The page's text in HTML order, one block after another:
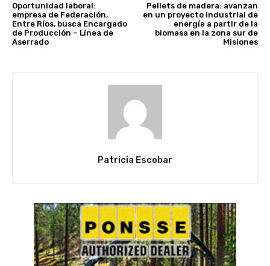
Oportunidad laboral:
empresa de Federación,
Entre Ríos, busca Encargado
de Producción – Línea de
Aserrado
Pellets de madera: avanzan
en un proyecto industrial de
energía a partir de la
biomasa en la zona sur de
Misiones
Patricia Escobar